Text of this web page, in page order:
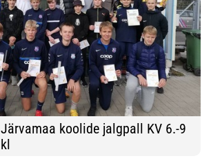
Järvamaa koolide jalgpall KV 6.-9
kl